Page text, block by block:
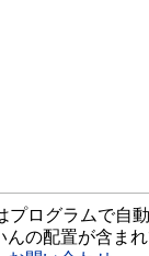
プログラムで自
んの配置が含ま